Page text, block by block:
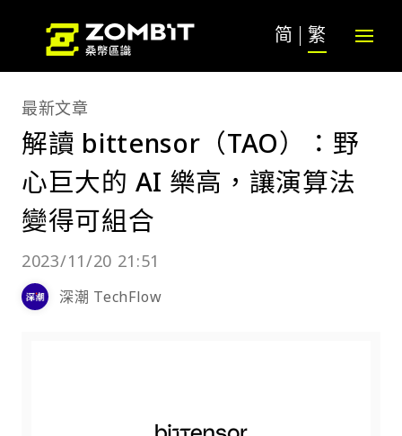
简 繁
最新文章
解讀 bittensor（TAO）：野
心巨大的 AI 樂高，讓演算法
變得可組合
2023/11/20 21:51
深潮 TechFlow